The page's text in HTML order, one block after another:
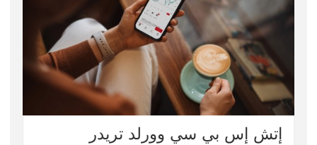
إتش إس بي سي وورلد تريدر